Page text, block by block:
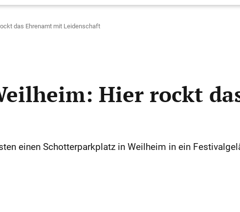
das Ehrenamt mit Leidenschaft
Hier rockt
einen Schotterparkplatz in Weilheim in ein